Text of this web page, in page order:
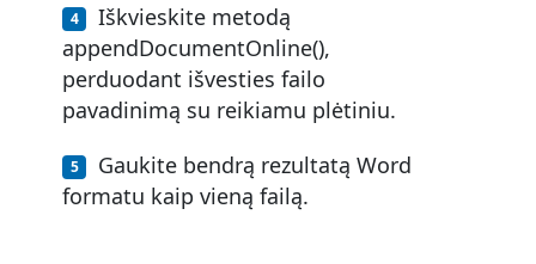
Iškvieskite metodą
appendDocumentOnline(),
perduodant išvesties failo
pavadinimą su reikiamu plėtiniu.
Gaukite bendrą rezultatą Word
formatu kaip vieną failą.